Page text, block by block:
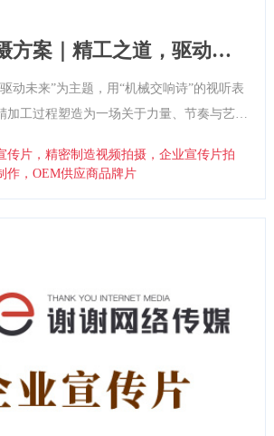
方案｜精工之道，驱动未
动未来”为主题，用“机械交响诗”的视听表
加工过程塑造为一场关于力量、节奏与艺术
核心缔造者”的专业形象。
传片，精密制造视频拍摄，企业宣传片拍
作，OEM供应商品牌片